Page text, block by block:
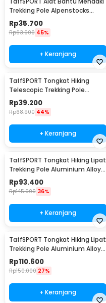
Trekking Pole Alpenstocks
Climbing Tool - ODIN
Rp35.700
Rp63.900 45%
+ Keranjang
TaffSPORT Tongkat Hiking
Telescopic Trekking Pole
Aluminium 110cm - E4102
Rp39.200
Rp68.900 44%
+ Keranjang
TaffSPORT Tongkat Hiking Lipat
Trekking Pole Aluminium Alloy
110cm - 101
Rp93.400
Rp145.900 36%
+ Keranjang
TaffSPORT Tongkat Hiking Lipat
Trekking Pole Aluminium Alloy
120cm - Z1802
Rp110.600
Rp150.000 27%
+ Keranjang